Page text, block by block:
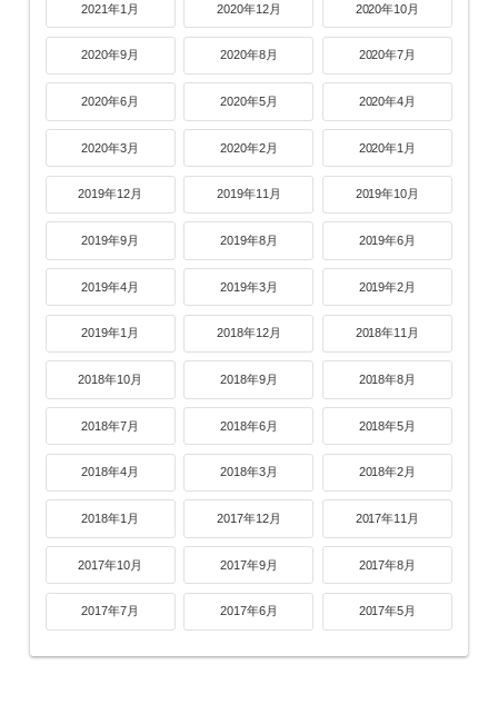
2021年1月 2020年12月 2020年10月
2020年9月 2020年8月 2020年7月
2020年6月 2020年5月 2020年4月
2020年3月 2020年2月 2020年1月
2019年12月 2019年11月 2019年10月
2019年9月 2019年8月 2019年6月
2019年4月 2019年3月 2019年2月
2019年1月 2018年12月 2018年11月
2018年10月 2018年9月 2018年8月
2018年7月 2018年6月 2018年5月
2018年4月 2018年3月 2018年2月
2018年1月 2017年12月 2017年11月
2017年10月 2017年9月 2017年8月
2017年7月 2017年6月 2017年5月